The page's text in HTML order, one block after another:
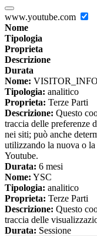
www.youtube.com
Nome
Tipologia
Proprieta
Descrizione
Durata
Nome:
Tipologia: analitico
Proprieta: Terze Parti
Descrizione: Questo
traccia delle preferenze
nei siti; può anche
utilizzando la nuova o
Youtube.
Durata: 6 mesi
Nome: YSC
Tipologia: analitico
Proprieta: Terze Parti
Descrizione: Questo
traccia delle
Durata: Sessione